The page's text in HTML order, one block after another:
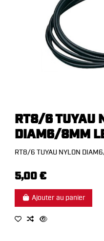
RT8/6 TUYAU
DIAM6/8MM
RT8/6 TUYAU NYLON
5,00 €
Ajouter au panier